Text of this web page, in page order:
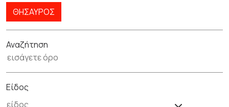
ΘΗΣΑΥΡΌΣ
Αναζήτηση
Είδος